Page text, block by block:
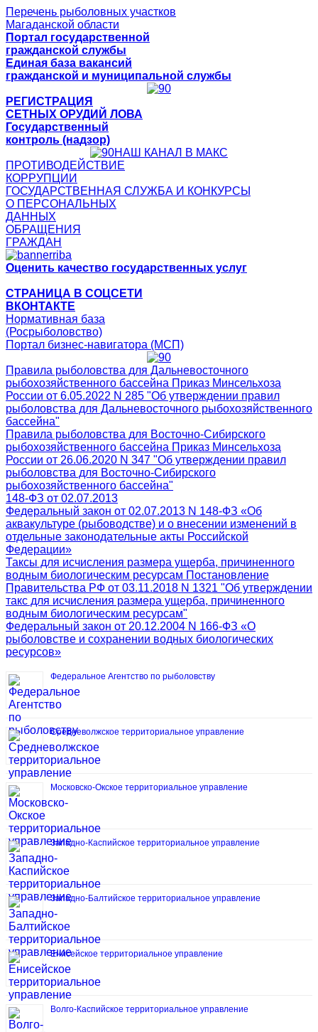
Перечень рыболовных участков
Магаданской области
Портал государственной
гражданской службы
Единая база вакансий
гражданской и муниципальной службы
РЕГИСТРАЦИЯ
СЕТНЫХ ОРУДИЙ ЛОВА
Государственный
контроль (надзор)
НАШ КАНАЛ В МАКС
ПРОТИВОДЕЙСТВИЕ
КОРРУПЦИИ
ГОСУДАРСТВЕННАЯ СЛУЖБА И КОНКУРСЫ
О ПЕРСОНАЛЬНЫХ
ДАННЫХ
ОБРАЩЕНИЯ
ГРАЖДАН
Оценить качество государственных услуг
СТРАНИЦА В СОЦСЕТИ
ВКОНТАКТЕ
Нормативная база
(Росрыболовство)
Портал бизнес-навигатора (МСП)
Правила рыболовства для Дальневосточного
рыбохозяйственного бассейна Приказ Минсельхоза
России от 6.05.2022 N 285 "Об утверждении правил
рыболовства для Дальневосточного рыбохозяйственного
бассейна"
Правила рыболовства для Восточно-Сибирского
рыбохозяйственного бассейна Приказ Минсельхоза
России от 26.06.2020 N 347 "Об утверждении правил
рыболовства для Восточно-Сибирского
рыбохозяйственного бассейна"
148-ФЗ от 02.07.2013
Федеральный закон от 02.07.2013 N 148-ФЗ «Об
аквакультуре (рыбоводстве) и о внесении изменений в
отдельные законодательные акты Российской
Федерации»
Таксы для исчисления размера ущерба, причиненного
водным биологическим ресурсам Постановление
Правительства РФ от 03.11.2018 N 1321 "Об утверждении
такс для исчисления размера ущерба, причиненного
водным биологическим ресурсам"
Федеральный закон от 20.12.2004 N 166-ФЗ «О
рыболовстве и сохранении водных биологических
ресурсов»
Федеральное Агентство по рыболовству
Средневолжское территориальное управление
Московско-Окское территориальное управление
Западно-Каспийское территориальное управление
Западно-Балтийское территориальное управление
Енисейское территориальное управление
Волго-Каспийское территориальное управление